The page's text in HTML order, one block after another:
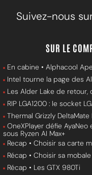
Suivez-nous
SUR LE
En cabine • Alphacool
Intel tourne la page des
Les Alder Lake de retour,
RIP LGA1200 : le socket
Thermal Grizzly
OneXPlayer défie
sous Ryzen AI Max+
Recap • Choisir sa carte
Récap • Choisir sa mobale
Récap • Les GTX 980Ti